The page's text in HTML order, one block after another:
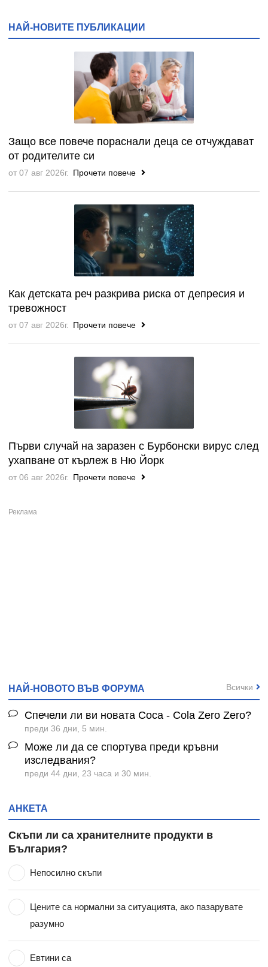
НАЙ-НОВИТЕ ПУБЛИКАЦИИ
Защо все повече пораснали деца се отчуждават
от родителите си
от 07 авг 2026г. Прочети повече
Как детската реч разкрива риска от депресия и
тревожност
от 07 авг 2026г. Прочети повече
Първи случай на заразен с Бурбонски вирус след
ухапване от кърлеж в Ню Йорк
от 06 авг 2026г. Прочети повече
НАЙ-НОВОТО ВЪВ ФОРУМА
Спечели ли ви новата Coca - Cola Zero Zero?
преди 36 дни, 5 мин.
Може ли да се спортува преди кръвни
изследвания?
преди 44 дни, 23 часа и 30 мин.
Всички
АНКЕТА
Скъпи ли са хранителните продукти в
България?
Непосилно скъпи
Цените са нормални за ситуацията, ако пазарувате
разумно
Евтини са